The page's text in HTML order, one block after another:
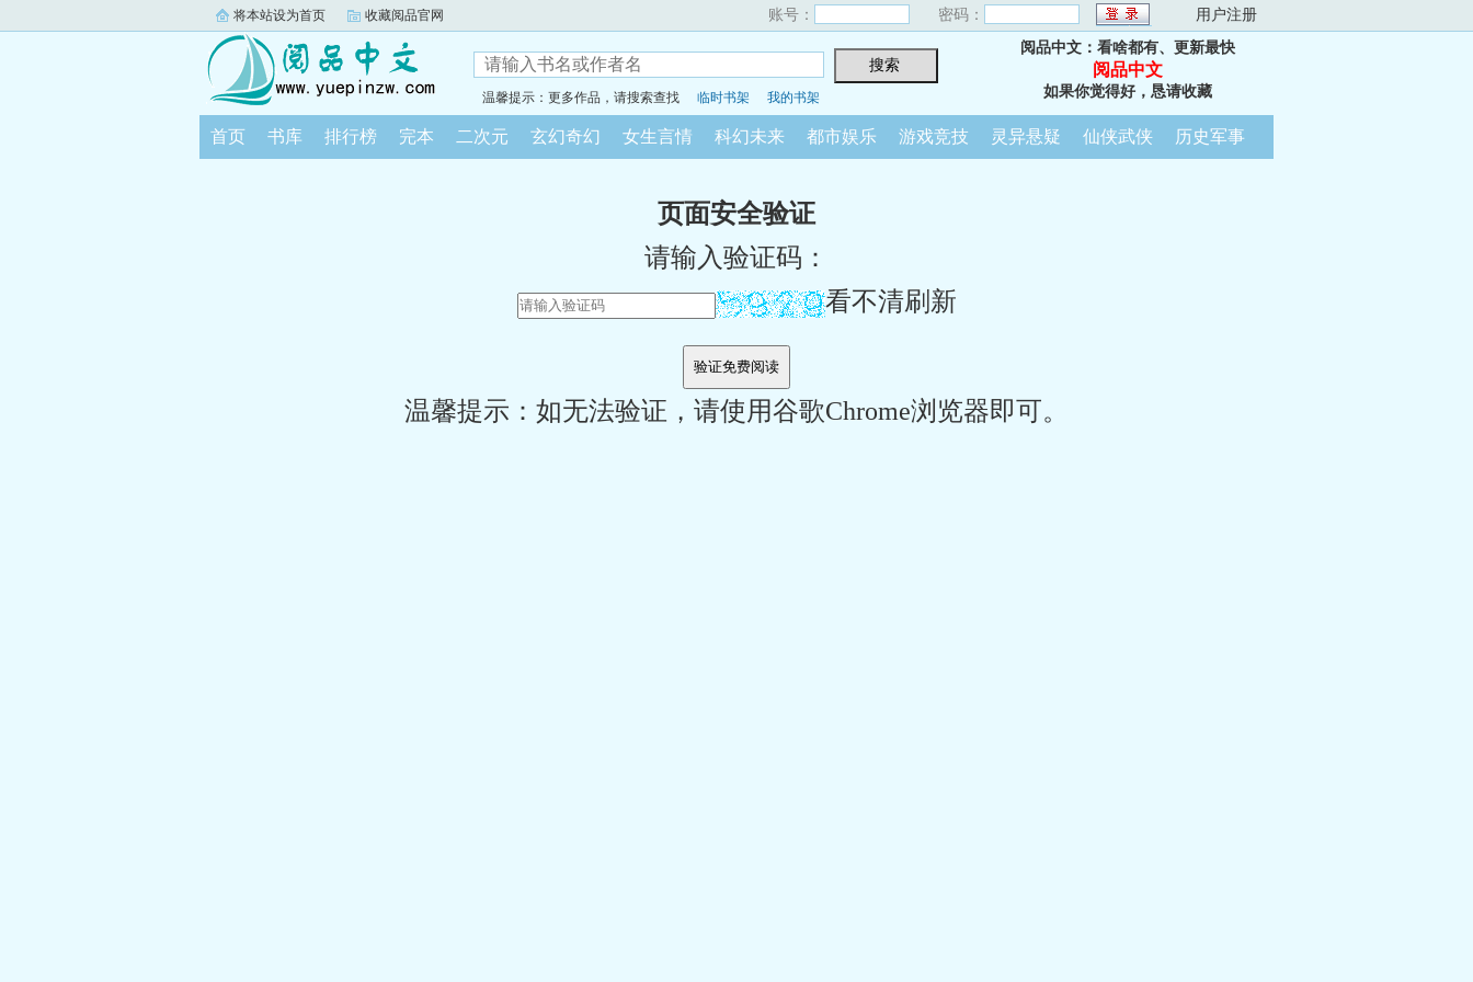
将本站设为首页 收藏阅品官网 账号： 密码： 用户注册
温馨提示：更多作品，请搜索查找 临时书架 我的书架
阅品中文：看啥都有、更新最快
阅品中文
如果你觉得好，恳请收藏
首页 书库 排行榜 完本 二次元 玄幻奇幻 女生言情 科幻未来 都市娱乐 游戏竞技 灵异悬疑 仙侠武侠 历史军事
页面安全验证
请输入验证码：
看不清刷新
温馨提示：如无法验证，请使用谷歌Chrome浏览器即可。